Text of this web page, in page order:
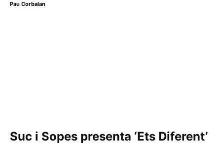
Pau Corbalan
Suc i Sopes presenta ‘Ets Diferent’